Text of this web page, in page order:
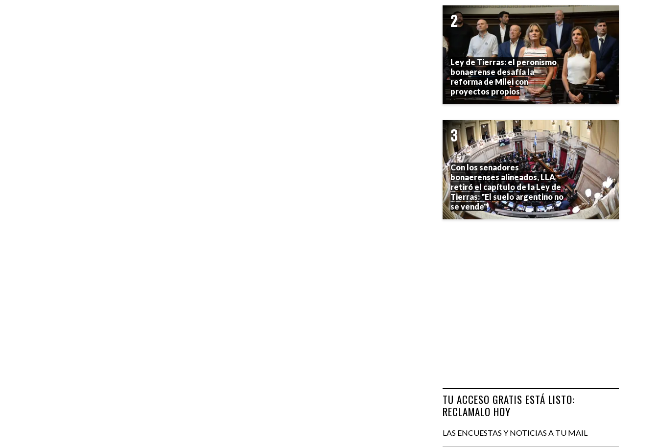
Ley de Tierras: el peronismo
bonaerense desafía la
reforma de Milei con
proyectos propios
Con los senadores
bonaerenses alineados, LLA
retiró el capítulo de la Ley de
Tierras: "El suelo argentino no
se vende"
TU ACCESO GRATIS ESTÁ LISTO:
RECLAMALO HOY
LAS ENCUESTAS Y NOTICIAS A TU MAIL